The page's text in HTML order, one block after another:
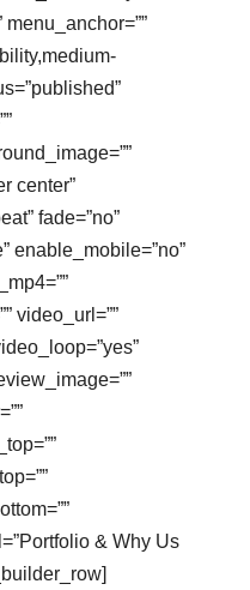
center”
fade=”no”
enable_mobile=”no”
video_url=””
& Why Us